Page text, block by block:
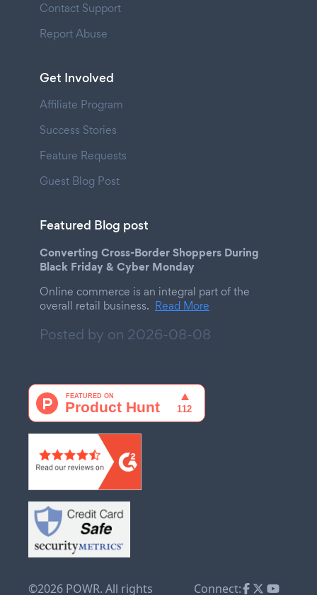
Contact Support
Report Abuse
Get Involved
Affiliate Program
Success Stories
Feature Requests
Guest Blog Post
Featured Blog post
Converting Cross-Border Shoppers During
Black Friday & Cyber Monday
Online commerce is an integral part of the
overall retail business. Read More
Posted by on 2026-08-08
©2026 POWR. All rights Connect: